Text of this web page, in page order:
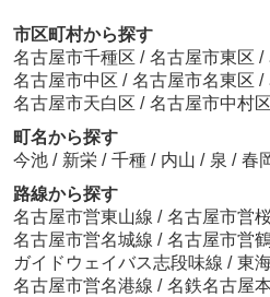
市区町村から探す
名古屋市千種区 / 名古屋市東区 /
名古屋市中区 / 名古屋市名東区 /
名古屋市天白区 / 名古屋市中村区
町名から探す
今池 / 新栄 / 千種 / 内山 / 泉 / 春
路線から探す
名古屋市営東山線 / 名古屋市営
名古屋市営名城線 / 名古屋市営
ガイドウェイバス志段味線 / 東
名古屋市営名港線 / 名鉄名古屋